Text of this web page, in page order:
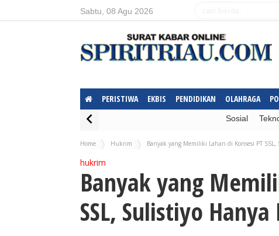
Sabtu, 08 Agu 2026
PERISTIWA EKBIS PENDIDIKAN OLAHRAGA
Sosial
Home Hukrim Banyak yang Memiliki Lahan di Konsesi PT
hukrim
Banyak yang
SSL, Sulistiyo